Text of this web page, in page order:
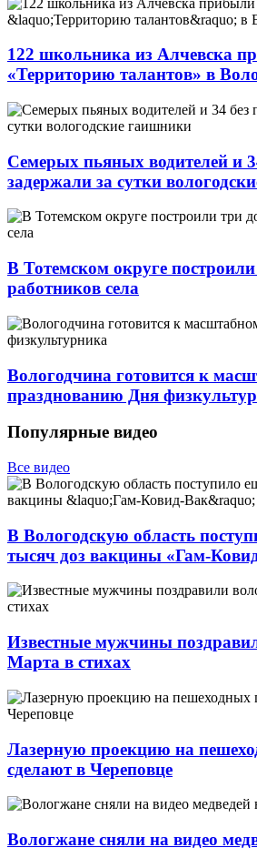
122 школьника из Алчевска
«Территорию талантов» в
Семерых пьяных водителей и
задержали за сутки
В Тотемском округе
работников села
Вологодчина готовится к
празднованию Дня
Популярные видео
Все видео
В Вологодскую область
тысяч доз вакцины «Гам-
Известные мужчины
Марта в стихах
Лазерную проекцию на
сделают в Череповце
Вологжане сняли на видео